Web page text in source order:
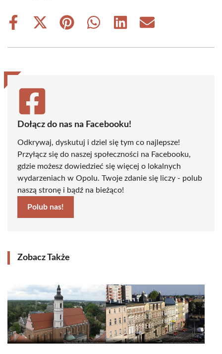
Share
Share
(Twitter)
Share
Share
Share
Share
Dołącz do nas na Facebooku!
Odkrywaj, dyskutuj i dziel się tym co najlepsze!
Przyłącz się do naszej społeczności na Facebooku,
gdzie możesz dowiedzieć się więcej o lokalnych
wydarzeniach w Opolu. Twoje zdanie się liczy - polub
naszą stronę i bądź na bieżąco!
Polub nas!
Zobacz Także